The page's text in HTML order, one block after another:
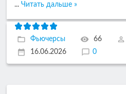
... Читать дальше »
Фьючерсы 66
16.06.2026
0